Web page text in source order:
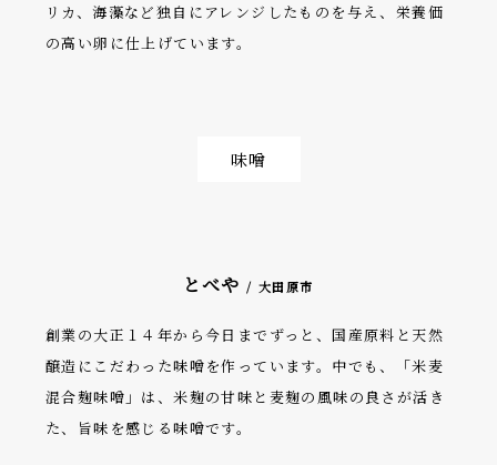
リカ、海藻など独自にアレンジしたものを与え、栄養価
の高い卵に仕上げています。
味噌
とべや / 大田原市
創業の大正１４年から今日までずっと、国産原料と天然
醸造にこだわった味噌を作っています。中でも、「米麦
混合麹味噌」は、米麹の甘味と麦麹の風味の良さが活き
た、旨味を感じる味噌です。